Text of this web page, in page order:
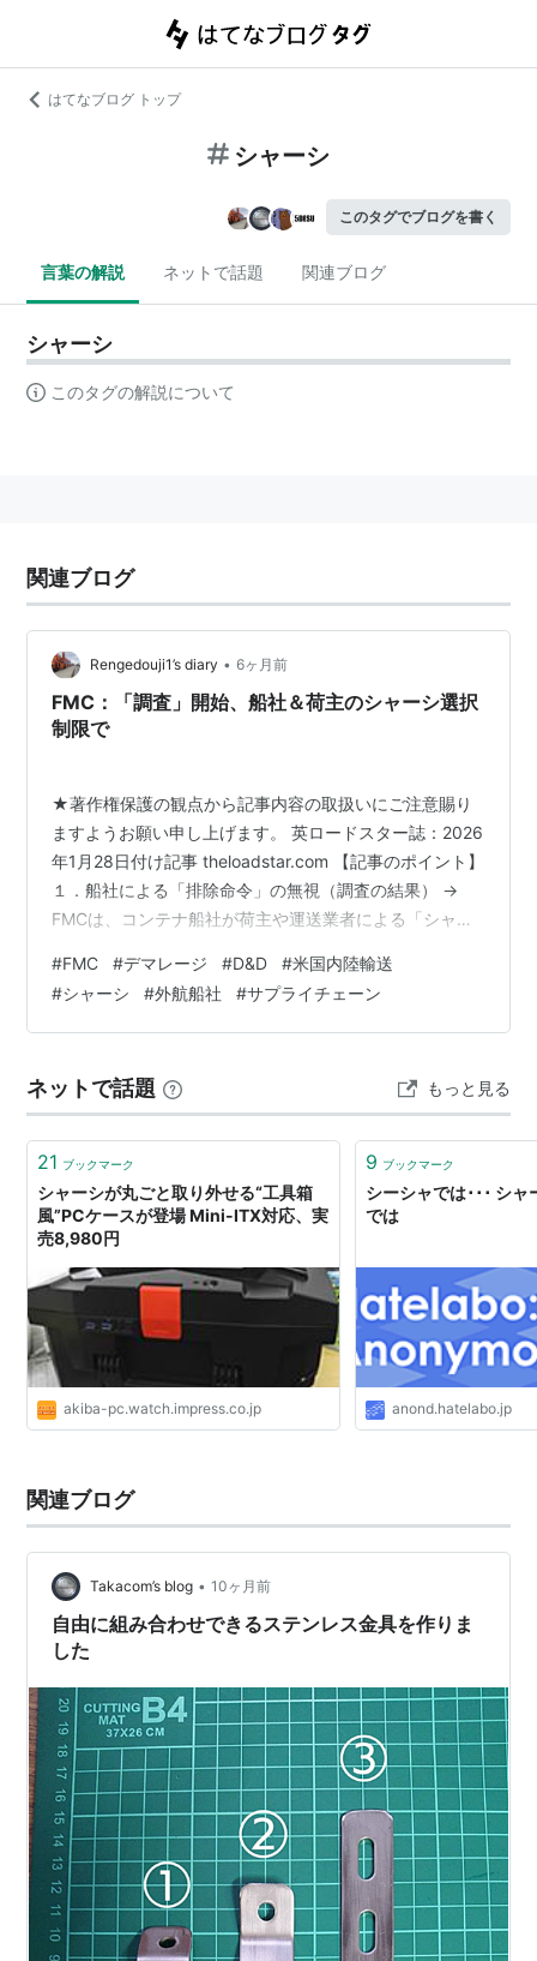
はてなブログ トップ
シャーシ
このタグでブログを書く
言葉の解説 ネットで話題 関連ブログ
シャーシ
このタグの解説について
関連ブログ
Rengedouji1’s diary • 6ヶ月前
FMC：「調査」開始、船社＆荷主のシャーシ選択
制限で
★著作権保護の観点から記事内容の取扱いにご注意賜り
ますようお願い申し上げます。 英ロードスター誌：2026
年1月28日付け記事 theloadstar.com 【記事のポイント】
１．船社による「排除命令」の無視（調査の結果） →
FMCは、コンテナ船社が荷主や運送業者による「シャー
して、本格的な調査を開始した。 ２．長期化するプロセ
スと法的リスク（見通し） → 今回の調査は規則改正や罰
金に繋がる可能性はあるものの、解決には時間を要する
(a) この問題は北米物流のボトルネック「シャーシ不足」
…
#FMC #デマレージ #D&D #米国内陸輸送
#シャーシ #外航船社 #サプライチェーン
ネットで話題 もっと見る
21 ブックマーク
シャーシが丸ごと取り外せる“工具箱
風”PCケースが登場 Mini-ITX対応、実
売8,980円
akiba-pc.watch.impress.co.jp
9 ブックマーク
シーシャでは･･･ シャ
では
anond.hatelabo.jp
関連ブログ
Takacom’s blog • 10ヶ月前
自由に組み合わせできるステンレス金具を作りま
した